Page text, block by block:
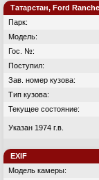
Татарстан, Ford
Парк:
Модель:
Гос. №:
Поступил:
Зав. номер кузова:
Тип кузова:
Текущее состояние:
Указан 1974 г.в.
EXIF
Модель камеры: